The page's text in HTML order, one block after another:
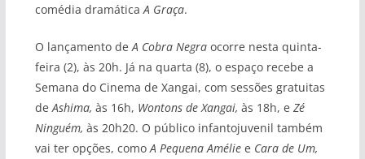
comédia dramática A Graça.
O lançamento de A Cobra Negraocorre nesta quinta-
feira (2), às 20h. Já na quarta (8), o espaço recebe a
Semana do Cinema de Xangai, com sessões gratuitas
de Ashima, às 16h, Wontons de Xangai, às 18h, e Zé
Ninguém, às 20h20. O público infantojuvenil também
vai ter opções, como A Pequena Améliee Cara de Um,